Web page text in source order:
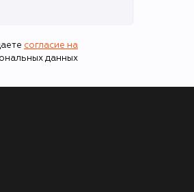
согласие на
данных